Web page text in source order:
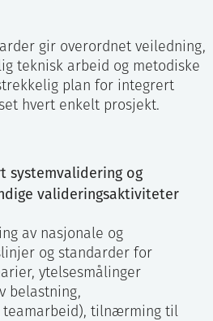
gir overordnet veiledning,
teknisk arbeid og metodiske
plan for integrert
hvert enkelt prosjekt.
systemvalidering og
valideringsaktiviteter
av nasjonale og
og standarder for
ytelsesmålinger
belastning,
teamarbeid), tilnærming til